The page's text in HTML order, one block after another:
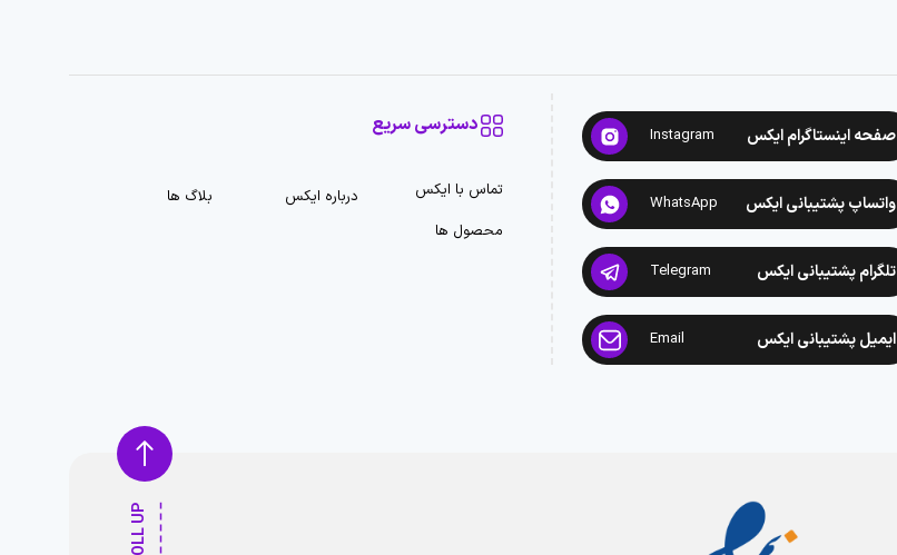
صفحه اینستاگرام ایکس Instagram
واتساپ پشتیبانی ایکس WhatsApp
تلگرام پشتیبانی ایکس Telegram
ایمیل پشتیبانی ایکس Email
دسترسی سریع
تماس با ایکس درباره ایکس
بلاگ ها
محصول ها